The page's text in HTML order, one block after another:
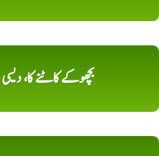
بچھوکے کاٹنے کا،